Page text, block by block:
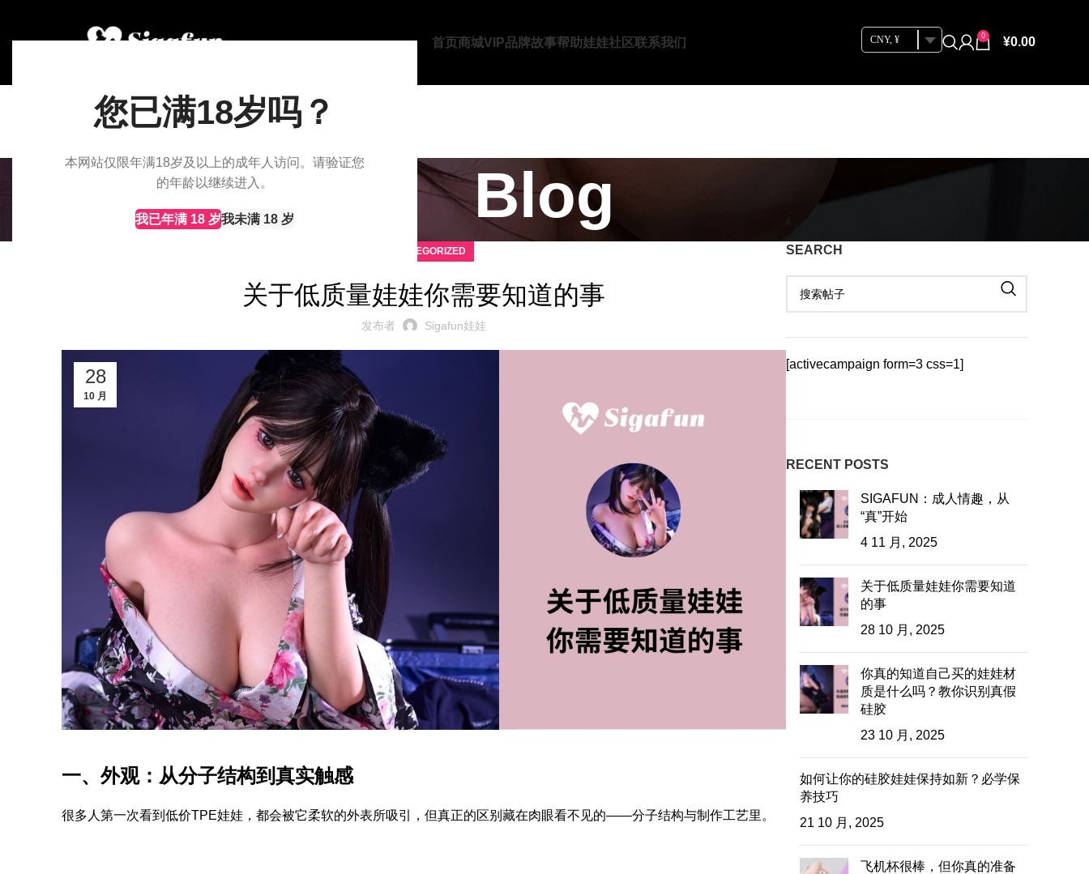
您已满18岁吗？
本网站仅限年满18岁及以上的成年人访问。请验证您
的年龄以继续进入。
我已年满 18 岁我未满 18 岁
首页商城VIP品牌故事帮助娃娃社区联系我们 CNY, ¥ 0 ¥0.00
Blog
UNCATEGORIZED
关于低质量娃娃你需要知道的事
发布者 Sigafun娃娃
28
10 月
一、外观：从分子结构到真实触感
很多人第一次看到低价TPE娃娃，都会被它柔软的外表所吸引，但真正的区别藏在肉眼看不见的——分子结构与制作工艺里。
SEARCH
[activecampaign form=3 css=1]
RECENT POSTS
SIGAFUN：成人情趣，从
“真”开始
4 11 月, 2025
关于低质量娃娃你需要知道
的事
28 10 月, 2025
你真的知道自己买的娃娃材
质是什么吗？教你识别真假
硅胶
23 10 月, 2025
如何让你的硅胶娃娃保持如新？必学保
养技巧
21 10 月, 2025
飞机杯很棒，但你真的准备